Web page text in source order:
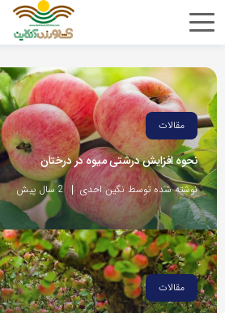
مقالات
نحوه افزایش درشتی میوه در درختان
نوشته شده توسط نگین احدی 2 سال پیش
مقالات